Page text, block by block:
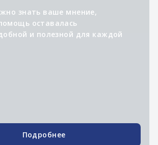
программ фонда,
к лучшему
Подробнее